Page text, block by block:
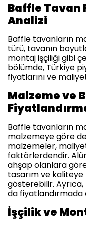
Baffle Tavan
Analizi
Baffle tavanların
türü, tavanın
montaj işçiliği gibi
bölümde, Türkiye
fiyatlarını ve
Malzeme ve
Baffle tavanların
malzemeye göre
malzemeler,
faktörlerdendir.
ahşap olanlara
tasarım ve
gösterebilir.
da
İşçilik ve